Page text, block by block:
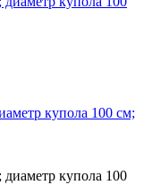
купола 100 см;